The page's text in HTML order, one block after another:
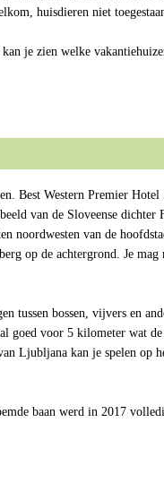
huisdieren niet
kan je zien welke
Best Western Premier
van de Sloveense dichter
noordwesten van de
op de achtergrond. Je mag
tussen bossen, vijvers en
goed voor 5 kilometer wat de
Ljubljana kan je spelen op
baan werd in 2017